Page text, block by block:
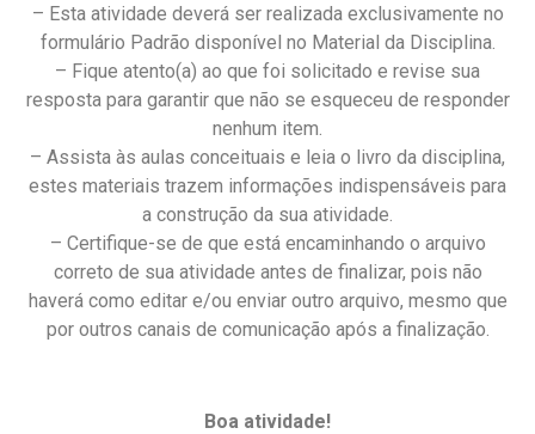
– Esta atividade deverá ser realizada exclusivamente no
formulário Padrão disponível no Material da Disciplina.
– Fique atento(a) ao que foi solicitado e revise sua
resposta para garantir que não se esqueceu de responder
nenhum item.
– Assista às aulas conceituais e leia o livro da disciplina,
estes materiais trazem informações indispensáveis para
a construção da sua atividade.
– Certifique-se de que está encaminhando o arquivo
correto de sua atividade antes de finalizar, pois não
haverá como editar e/ou enviar outro arquivo, mesmo que
por outros canais de comunicação após a finalização.
Boa atividade!